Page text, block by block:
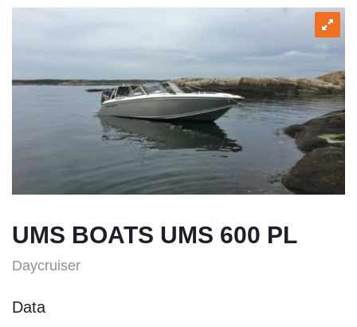
UMS BOATS UMS 600 PL
Daycruiser
Data